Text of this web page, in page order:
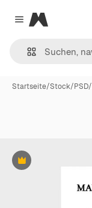
Close menu
Magnific
Startseite/Stock/PSD/
Premium